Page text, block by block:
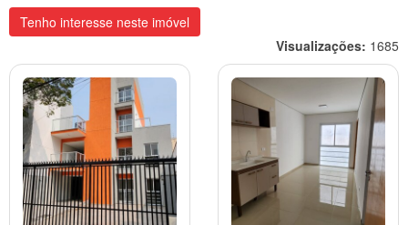
Tenho interesse neste imóvel
Visualizações: 1685